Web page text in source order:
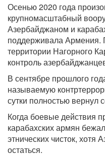
Осенью 2020 года
крупномасштабный
Азербайджаном и
поддерживала Армения.
территории Нагорного
контроль
В сентябре прошлого
называемую
сутки полностью вернул
Когда боевые действия
карабахских армян
этнических чисток,
остаться.